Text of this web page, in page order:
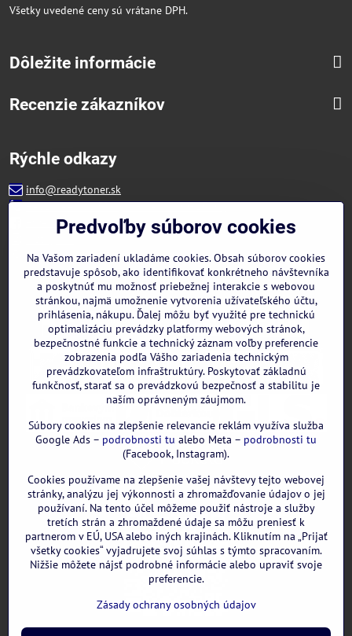
Všetky uvedené ceny sú vrátane DPH.
Dôležite informácie
Recenzie zákazníkov
Rýchle odkazy
info@readytoner.sk
+421 944 322 536 (PO-PIA: 09:00- 15:00)
Facebook
WhatsApp
GOOGLE recenzie:
Predvoľby súborov cookies
Na Vašom zariadení ukladáme cookies. Obsah súborov cookies
predstavuje spôsob, ako identifikovať konkrétneho návštevníka
a poskytnúť mu možnosť priebežnej interakcie s webovou
stránkou, najmä umožnenie vytvorenia užívateľského účtu,
prihlásenia, nákupu. Ďalej môžu byť využité pre technickú
optimalizáciu prevádzky platformy webových stránok,
bezpečnostné funkcie a technický záznam voľby preferencie
zobrazenia podľa Vášho zariadenia technickým
prevádzkovateľom infraštruktúry. Poskytovať základnú
funkčnosť, starať sa o prevádzkovú bezpečnosť a stabilitu je
naším oprávneným záujmom.
Súbory cookies na zlepšenie relevancie reklám využíva služba
Google Ads – podrobnosti tu alebo Meta – podrobnosti tu
(Facebook, Instagram).
Cookies používame na zlepšenie vašej návštevy tejto webovej
stránky, analýzu jej výkonnosti a zhromažďovanie údajov o jej
používaní. Na tento účel môžeme použiť nástroje a služby
tretích strán a zhromaždené údaje sa môžu preniesť k
partnerom v EÚ, USA alebo iných krajinách. Kliknutím na „Prijať
všetky cookies“ vyjadrujete svoj súhlas s týmto spracovaním.
Nižšie môžete nájsť podrobné informácie alebo upraviť svoje
preferencie.
Zásady ochrany osobných údajov